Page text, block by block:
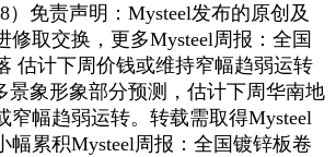
）免责声明：Mysteel发布的原创及
修取交换，更多Mysteel周报：全国
估计下周价钱或维持窄幅趋弱运转
景象形象部分预测，估计下周华南地
窄幅趋弱运转。转载需取得Mysteel
幅累积Mysteel周报：全国镀锌板卷